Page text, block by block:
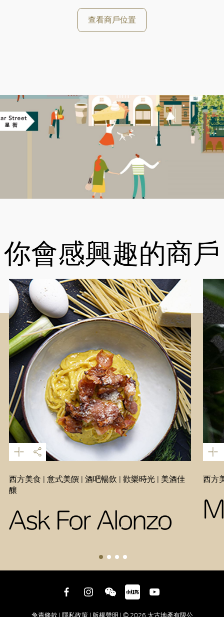
查看商戶位置
你會感興趣的商戶
西方美食 | 意式美饌 | 酒吧暢飲 | 歡樂時光 | 美酒佳
釀
Ask For Alonzo
西方
免責條款 | 隱私政策 | 版權聲明 | © 2026 太古地產有限公